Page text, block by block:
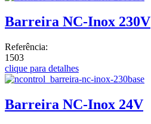
Barreira NC-Inox 230V
Referência:
1503
clique para detalhes
Barreira NC-Inox 24V